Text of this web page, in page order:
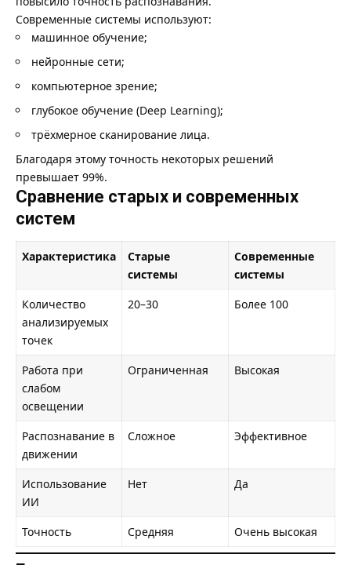
Современные системы используют:
машинное обучение;
нейронные сети;
компьютерное зрение;
глубокое обучение (Deep Learning);
трёхмерное сканирование лица.
Благодаря этому точность некоторых решений
превышает 99%.
Сравнение старых и современных
систем
Характеристика
Старые
системы
Современные
системы
Количество
анализируемых
точек
20–30 Более 100
Работа при
слабом
освещении
Ограниченная Высокая
Распознавание в
движении
Сложное Эффективное
Использование
ИИ
Нет Да
Точность Средняя Очень высокая